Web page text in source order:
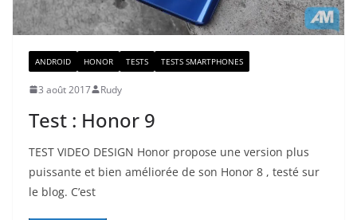
ANDROID HONOR TESTS TESTS SMARTPHONES
3 août 2017 Rudy
Test : Honor 9
TEST VIDEO DESIGN Honor propose une version plus
puissante et bien améliorée de son Honor 8 , testé sur
le blog. C’est